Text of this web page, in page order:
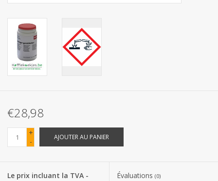
Matériel d'emballage
Fournitures de bureau
Produits Covid-19
Confiserie Saint-Nicolas
Bonbons de carnaval
€28,98
+
-
AJOUTER AU PANIER
Le prix incluant la TVA -
Évaluations (0)